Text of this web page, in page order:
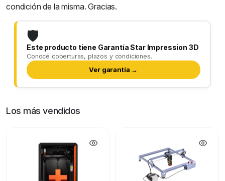
condición de la misma. Gracias.
🛡️
Este producto tiene Garantía Star Impression 3D
Conocé coberturas, plazos y condiciones.
Ver garantía →
Los más vendidos